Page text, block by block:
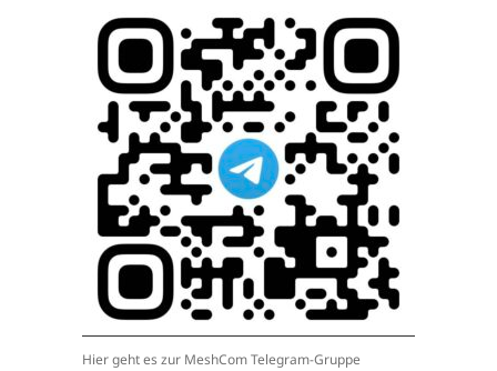
Hier geht es zur MeshCom Telegram-Gruppe